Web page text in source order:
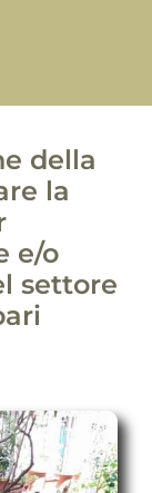
della
la
e/o
settore